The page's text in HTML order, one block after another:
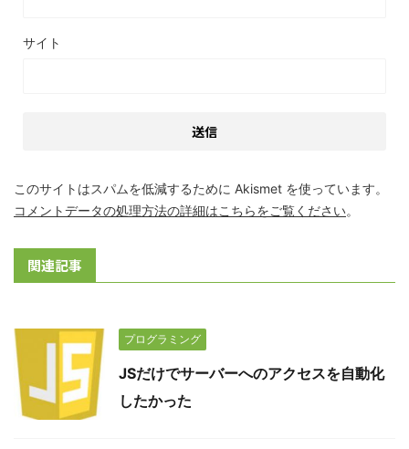
サイト
このサイトはスパムを低減するために Akismet を使っています。
コメントデータの処理方法の詳細はこちらをご覧ください。
関連記事
プログラミング
JSだけでサーバーへのアクセスを自動化
したかった